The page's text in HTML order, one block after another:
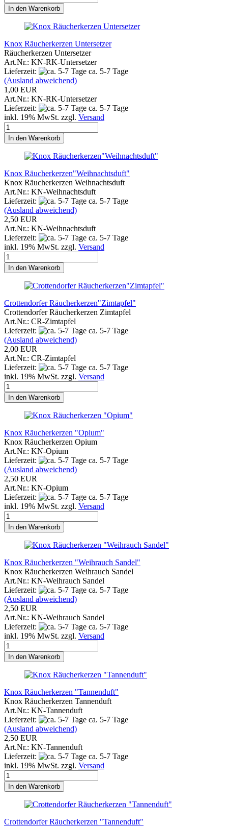
In den Warenkorb
Knox Räucherkerzen Untersetzer
Räucherkerzen Untersetzer
Art.Nr.: KN-RK-Untersetzer
Lieferzeit:
ca. 5-7 Tage
(Ausland abweichend)
1,00 EUR
Art.Nr.: KN-RK-Untersetzer
Lieferzeit:
ca. 5-7 Tage
inkl. 19% MwSt. zzgl. Versand
In den Warenkorb
Knox Räucherkerzen"Weihnachtsduft"
Knox Räucherkerzen Weihnachtsduft
Art.Nr.: KN-Weihnachtsduft
Lieferzeit:
ca. 5-7 Tage
(Ausland abweichend)
2,50 EUR
Art.Nr.: KN-Weihnachtsduft
Lieferzeit:
ca. 5-7 Tage
inkl. 19% MwSt. zzgl. Versand
In den Warenkorb
Crottendorfer Räucherkerzen"Zimtapfel"
Crottendorfer Räucherkerzen Zimtapfel
Art.Nr.: CR-Zimtapfel
Lieferzeit:
ca. 5-7 Tage
(Ausland abweichend)
2,00 EUR
Art.Nr.: CR-Zimtapfel
Lieferzeit:
ca. 5-7 Tage
inkl. 19% MwSt. zzgl. Versand
In den Warenkorb
Knox Räucherkerzen "Opium"
Knox Räucherkerzen Opium
Art.Nr.: KN-Opium
Lieferzeit:
ca. 5-7 Tage
(Ausland abweichend)
2,50 EUR
Art.Nr.: KN-Opium
Lieferzeit:
ca. 5-7 Tage
inkl. 19% MwSt. zzgl. Versand
In den Warenkorb
Knox Räucherkerzen "Weihrauch Sandel"
Knox Räucherkerzen Weihrauch Sandel
Art.Nr.: KN-Weihrauch Sandel
Lieferzeit:
ca. 5-7 Tage
(Ausland abweichend)
2,50 EUR
Art.Nr.: KN-Weihrauch Sandel
Lieferzeit:
ca. 5-7 Tage
inkl. 19% MwSt. zzgl. Versand
In den Warenkorb
Knox Räucherkerzen "Tannenduft"
Knox Räucherkerzen Tannenduft
Art.Nr.: KN-Tannenduft
Lieferzeit:
ca. 5-7 Tage
(Ausland abweichend)
2,50 EUR
Art.Nr.: KN-Tannenduft
Lieferzeit:
ca. 5-7 Tage
inkl. 19% MwSt. zzgl. Versand
In den Warenkorb
Crottendorfer Räucherkerzen "Tannenduft"